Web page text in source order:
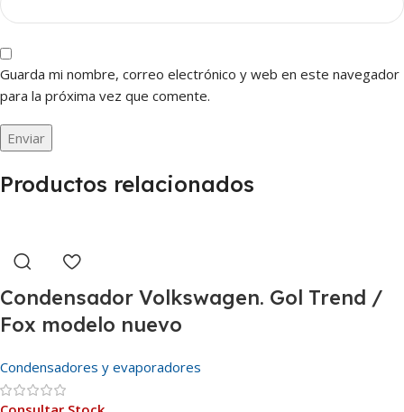
Guarda mi nombre, correo electrónico y web en este navegador
para la próxima vez que comente.
Productos relacionados
Condensador Volkswagen. Gol Trend /
Fox modelo nuevo
Condensadores y evaporadores